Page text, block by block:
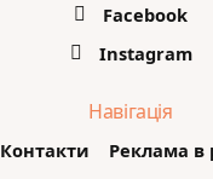
Facebook
Instagram
Навігація
Контакти Реклама в